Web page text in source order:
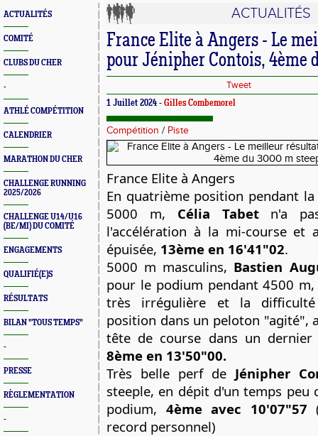
ACTUALITÉS
COMITÉ
CLUBS DU CHER
-
ATHLÉ COMPÉTITION
CALENDRIER
MARATHON DU CHER
CHALLENGE RUNNING
2025/2026
CHALLENGE U14/U16
(BE/MI) DU COMITÉ
ENGAGEMENTS
QUALIFIÉ(E)S
RÉSULTATS
BILAN "TOUS TEMPS"
-
PRESSE
RÈGLEMENTATION
-
ACTUALITÉS
France Elite à Angers - Le
pour Jénipher Contois, 4ème
Tweet
1 Juillet 2024 - Gilles Combemorel
Compétition / Piste
France Elite à Angers
En quatrième position pendant
5000 m, Célia Tabetn'a
l'accélération à la mi-course et
épuisée, 13ème en 16'41"02.
5000 m masculins, Bastien
pour le podium pendant 4500
très irrégulière et la
position dans un peloton "agité",
tête de course dans un
8ème en 13'50"00.
Très belle perf de Jénipher
steeple, en dépit d'un temps peu
podium, 4ème avec 10'07"57
record personnel)